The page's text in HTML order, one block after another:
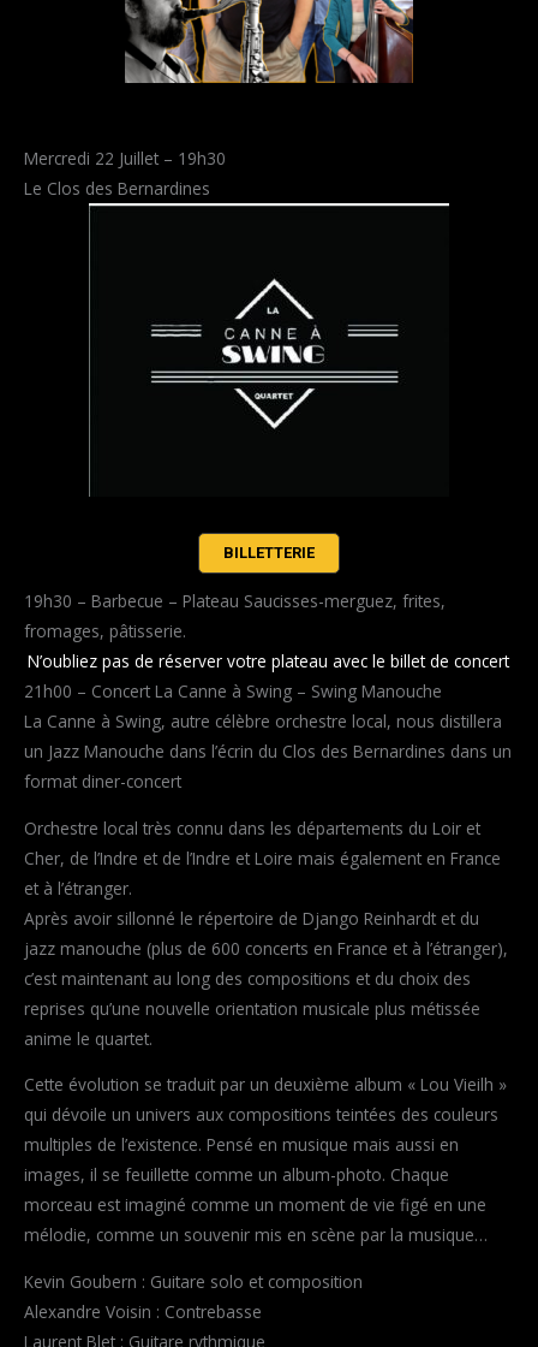
Mercredi 22 Juillet – 19h30
Le Clos des Bernardines
BILLETTERIE
19h30 – Barbecue – Plateau Saucisses-merguez, frites,
fromages, pâtisserie.
N’oubliez pas de réserver votre plateau avec le billet de concert
21h00 – Concert La Canne à Swing – Swing Manouche
La Canne à Swing, autre célèbre orchestre local, nous distillera
un Jazz Manouche dans l’écrin du Clos des Bernardines dans un
format diner-concert
Orchestre local très connu dans les départements du Loir et
Cher, de l’Indre et de l’Indre et Loire mais également en France
et à l’étranger.
Après avoir sillonné le répertoire de Django Reinhardt et du
jazz manouche (plus de 600 concerts en France et à l’étranger),
c’est maintenant au long des compositions et du choix des
reprises qu’une nouvelle orientation musicale plus métissée
anime le quartet.
Cette évolution se traduit par un deuxième album « Lou Vieilh »
qui dévoile un univers aux compositions teintées des couleurs
multiples de l’existence. Pensé en musique mais aussi en
images, il se feuillette comme un album-photo. Chaque
morceau est imaginé comme un moment de vie figé en une
mélodie, comme un souvenir mis en scène par la musique…
Kevin Goubern : Guitare solo et composition
Alexandre Voisin : Contrebasse
Laurent Blet : Guitare rythmique